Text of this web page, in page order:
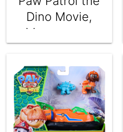
Dino Movie,
Megasaurus
Dino,
6075939